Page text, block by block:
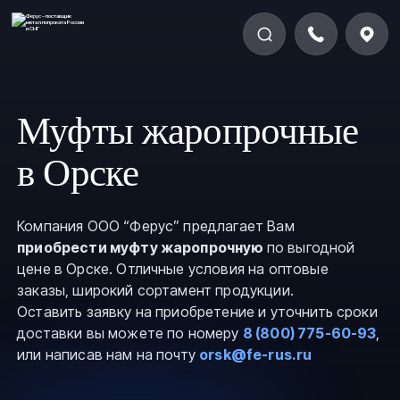
Муфты жаропрочные
в Орске
Компания ООО “Ферус” предлагает Вам
приобрести муфту жаропрочную по выгодной
цене в Орске. Отличные условия на оптовые
заказы, широкий сортамент продукции.
Оставить заявку на приобретение и уточнить сроки
доставки вы можете по номеру 8 (800) 775-60-93,
или написав нам на почту orsk@fe-rus.ru